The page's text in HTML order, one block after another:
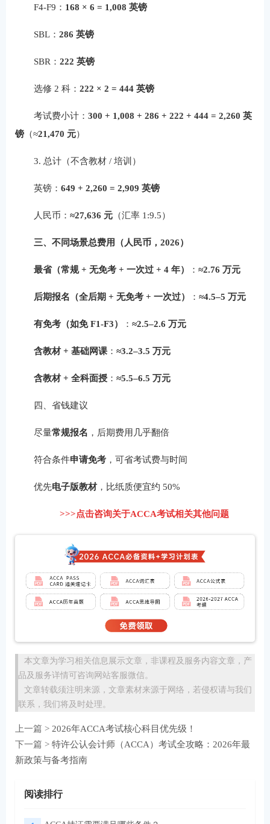
F4-F9： 168 × 6 = 1,008 英镑
SBL： 286 英镑
SBR： 222 英镑
选修 2 科： 222 × 2 = 444 英镑
考试费小计： 300 + 1,008 + 286 + 222 + 444 = 2,260 英
镑 （≈21,470 元）
3. 总计（不含教材 / 培训）
英镑： 649 + 2,260 = 2,909 英镑
人民币： ≈27,636 元（汇率 1:9.5）
三、不同场景总费用（人民币，2026）
最省（常规 + 无免考 + 一次过 + 4 年） ： ≈2.76 万元
后期报名（全后期 + 无免考 + 一次过） ： ≈4.5–5 万元
有免考（如免 F1-F3） ： ≈2.5–2.6 万元
含教材 + 基础网课： ≈3.2–3.5 万元
含教材 + 全科面授： ≈5.5–6.5 万元
四、省钱建议
尽量常规报名 ，后期费用几乎翻倍
符合条件申请免考，可省考试费与时间
优先电子版教材，比纸质便宜约 50%
>>>点击咨询关于ACCA考试相关其他问题
本文章为学习相关信息展示文章，非课程及服务内容文章，产
品及服务详情可咨询网站客服微信。
文章转载须注明来源，文章素材来源于网络，若侵权请与我们
联系，我们将及时处理。
上一篇 > 2026年ACCA考试核心科目优先级！
下一篇 > 特许公认会计师（ACCA）考试全攻略：2026年最
新政策与备考指南
阅读排行